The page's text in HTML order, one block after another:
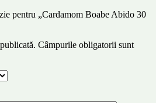
pentru „Cardamom Boabe Abido 30
Câmpurile obligatorii sunt